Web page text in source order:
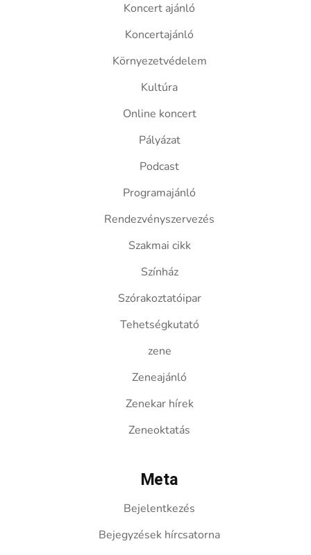
Koncert ajánló
Koncertajánló
Környezetvédelem
Kultúra
Online koncert
Pályázat
Podcast
Programajánló
Rendezvényszervezés
Szakmai cikk
Színház
Szórakoztatóipar
Tehetségkutató
zene
Zeneajánló
Zenekar hírek
Zeneoktatás
Meta
Bejelentkezés
Bejegyzések hírcsatorna